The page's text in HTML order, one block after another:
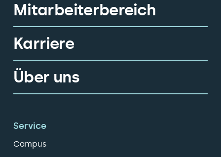
Mitarbeiterbereich
Karriere
Über uns
Service
Campus